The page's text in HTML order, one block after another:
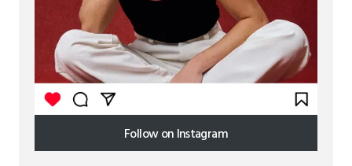
Follow on Instagram
Follow on Instagram